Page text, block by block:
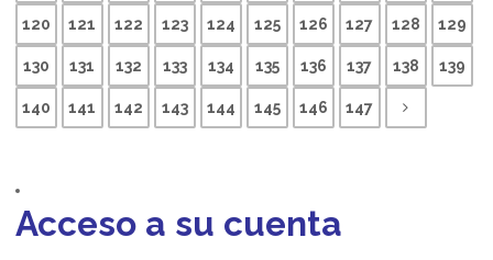
120 121 122 123 124 125 126 127 128 129
130 131 132 133 134 135 136 137 138 139
140 141 142 143 144 145 146 147
Acceso a su cuenta